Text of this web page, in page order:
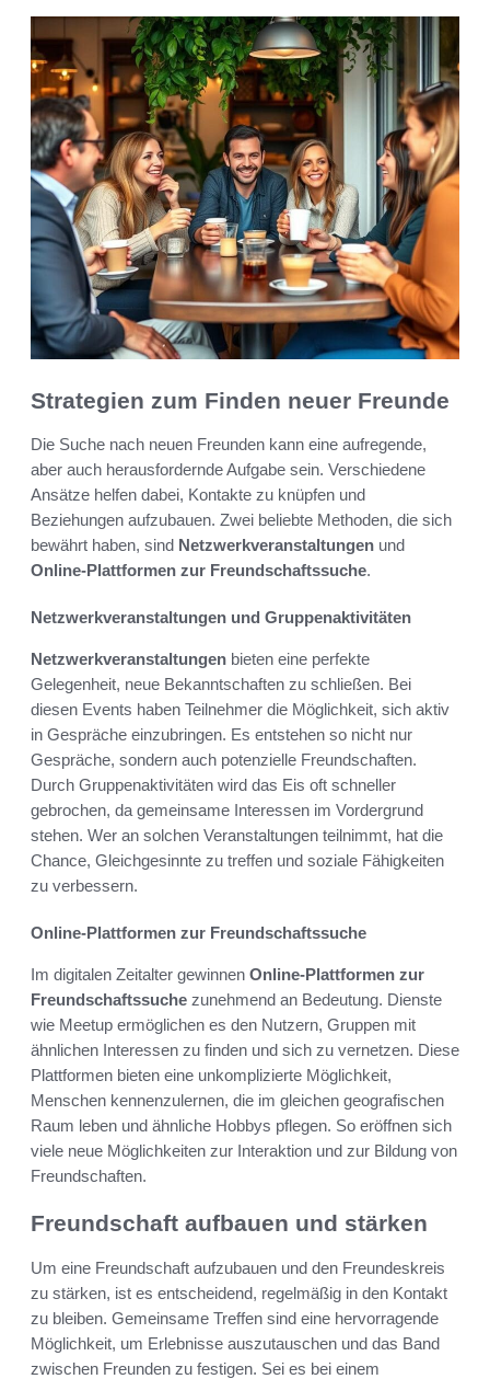
Strategien zum Finden neuer Freunde
Die Suche nach neuen Freunden kann eine aufregende,
aber auch herausfordernde Aufgabe sein. Verschiedene
Ansätze helfen dabei, Kontakte zu knüpfen und
Beziehungen aufzubauen. Zwei beliebte Methoden, die sich
bewährt haben, sind Netzwerkveranstaltungen und
Online-Plattformen zur Freundschaftssuche.
Netzwerkveranstaltungen und Gruppenaktivitäten
Netzwerkveranstaltungen bieten eine perfekte
Gelegenheit, neue Bekanntschaften zu schließen. Bei
diesen Events haben Teilnehmer die Möglichkeit, sich aktiv
in Gespräche einzubringen. Es entstehen so nicht nur
Gespräche, sondern auch potenzielle Freundschaften.
Durch Gruppenaktivitäten wird das Eis oft schneller
gebrochen, da gemeinsame Interessen im Vordergrund
stehen. Wer an solchen Veranstaltungen teilnimmt, hat die
Chance, Gleichgesinnte zu treffen und soziale Fähigkeiten
zu verbessern.
Online-Plattformen zur Freundschaftssuche
Im digitalen Zeitalter gewinnen Online-Plattformen zur
Freundschaftssuche zunehmend an Bedeutung. Dienste
wie Meetup ermöglichen es den Nutzern, Gruppen mit
ähnlichen Interessen zu finden und sich zu vernetzen. Diese
Plattformen bieten eine unkomplizierte Möglichkeit,
Menschen kennenzulernen, die im gleichen geografischen
Raum leben und ähnliche Hobbys pflegen. So eröffnen sich
viele neue Möglichkeiten zur Interaktion und zur Bildung von
Freundschaften.
Freundschaft aufbauen und stärken
Um eine Freundschaft aufzubauen und den Freundeskreis
zu stärken, ist es entscheidend, regelmäßig in den Kontakt
zu bleiben. Gemeinsame Treffen sind eine hervorragende
Möglichkeit, um Erlebnisse auszutauschen und das Band
zwischen Freunden zu festigen. Sei es bei einem